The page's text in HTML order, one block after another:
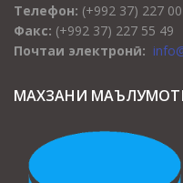
Телефон: (+992 37) 227
Факс: (+992 37) 227 55 49
Почтаи электронӣ:
МАХЗАНИ